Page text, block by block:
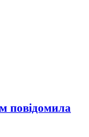
повідомила